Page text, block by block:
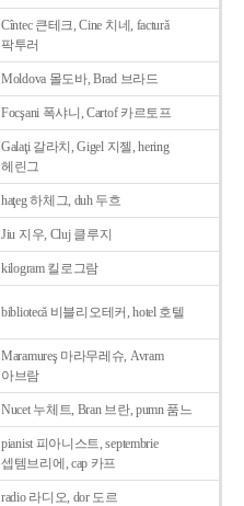
Cîntec 큰테크, Cine 치네, facturǎ
팍투러
Moldova 몰도바, Brad 브라드
Focşani 폭샤니, Cartof 카르토프
Galaţi 갈라치, Gigel 지젤, hering
헤린그
haţeg 하체그, duh 두흐
Jiu 지우, Cluj 클루지
kilogram 킬로그람
bibliotecǎ 비블리오테커, hotel 호텔
Maramureş 마라무레슈, Avram
아브람
Nucet 누체트, Bran 브란, pumn 품느
pianist 피아니스트, septembrie
셉템브리에, cap 카프
radio 라디오, dor 도르